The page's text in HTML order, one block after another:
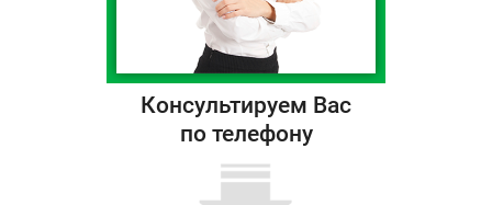
Консультируем Вас
по телефону